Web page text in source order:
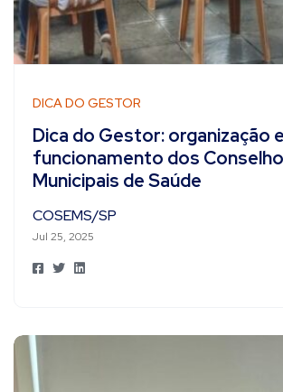
DICA DO GESTOR
Dica do Gestor: organização e
funcionamento dos
Municipais de Saúde
COSEMS/SP
Jul 25, 2025